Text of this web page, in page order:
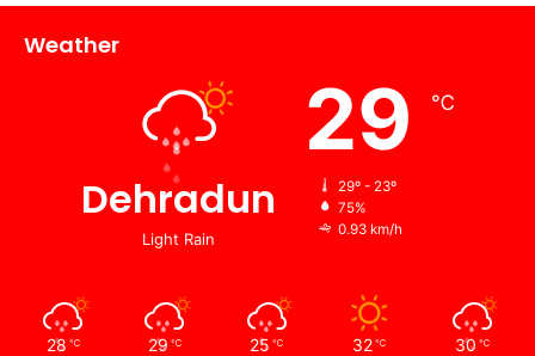
Weather
Dehradun
Light Rain
29 ℃
29º - 23º
75%
0.93 km/h
28 ℃ 29 ℃ 25 ℃ 32 ℃ 30 ℃